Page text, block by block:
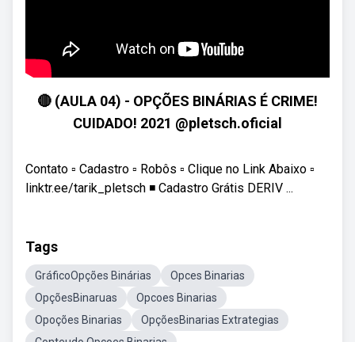
🔴 (AULA 04) - OPÇÕES BINÁRIAS É CRIME!
CUIDADO! 2021 @pletsch.oficial
Contato ▫ Cadastro ▫ Robôs ▫ Clique no Link Abaixo ▫
linktr.ee/tarik_pletsch ◾ Cadastro Grátis DERIV ...
Tags
GráficoOpções Binárias
Opces Binarias
OpçõesBinaruas
Opcoes Binarias
Opoções Binarias
OpçõesBinarias Extrategias